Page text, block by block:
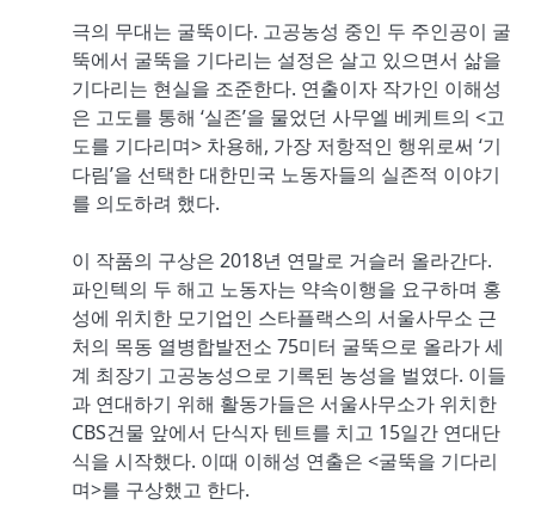
극의 무대는 굴뚝이다. 고공농성 중인 두 주인공이 굴
뚝에서 굴뚝을 기다리는 설정은 살고 있으면서 삶을
기다리는 현실을 조준한다. 연출이자 작가인 이해성
은 고도를 통해 ‘실존’을 물었던 사무엘 베케트의 <고
도를 기다리며> 차용해, 가장 저항적인 행위로써 ‘기
다림’을 선택한 대한민국 노동자들의 실존적 이야기
를 의도하려 했다.
이 작품의 구상은 2018년 연말로 거슬러 올라간다.
파인텍의 두 해고 노동자는 약속이행을 요구하며 홍
성에 위치한 모기업인 스타플랙스의 서울사무소 근
처의 목동 열병합발전소 75미터 굴뚝으로 올라가 세
계 최장기 고공농성으로 기록된 농성을 벌였다. 이들
과 연대하기 위해 활동가들은 서울사무소가 위치한
CBS건물 앞에서 단식자 텐트를 치고 15일간 연대단
식을 시작했다. 이때 이해성 연출은 <굴뚝을 기다리
며>를 구상했고 한다.